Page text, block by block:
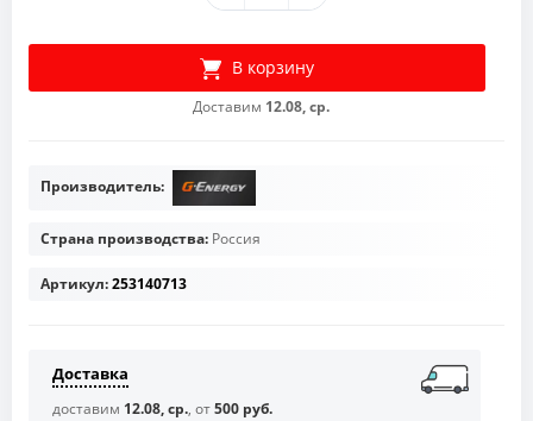
В корзину
Доставим 12.08, ср.
Производитель:
Страна производства: Россия
Артикул:253140713
Доставка
доставим 12.08, ср., от500 руб.